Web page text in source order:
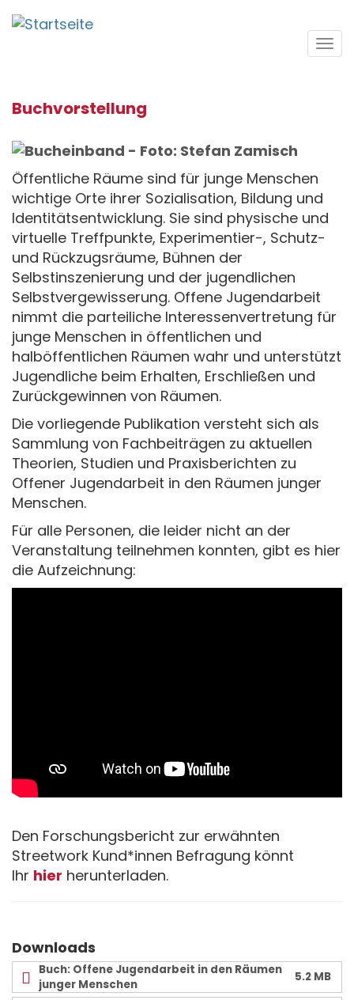
Direkt
zum
Buchvorstellung
Öffentliche Räume sind für junge Menschen
wichtige Orte ihrer Sozialisation, Bildung und
Identitätsentwicklung. Sie sind physische und
virtuelle Treffpunkte, Experimentier-, Schutz-
und Rückzugsräume, Bühnen der
Selbstinszenierung und der jugendlichen
Selbstvergewisserung. Offene Jugendarbeit
nimmt die parteiliche Interessenvertretung für
junge Menschen in öffentlichen und
halböffentlichen Räumen wahr und unterstützt
Jugendliche beim Erhalten, Erschließen und
Zurückgewinnen von Räumen.
Die vorliegende Publikation versteht sich als
Sammlung von Fachbeiträgen zu aktuellen
Theorien, Studien und Praxisberichten zu
Offener Jugendarbeit in den Räumen junger
Menschen.
Für alle Personen, die leider nicht an der
Veranstaltung teilnehmen konnten, gibt es hier
die Aufzeichnung:
Den Forschungsbericht zur erwähnten
Streetwork Kund*innen Befragung könnt
Ihr hier herunterladen.
Downloads
Buch: Offene Jugendarbeit in den Räumen
junger Menschen
5.2 MB